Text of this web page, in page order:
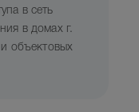
в сеть
в домах г.
объектовых